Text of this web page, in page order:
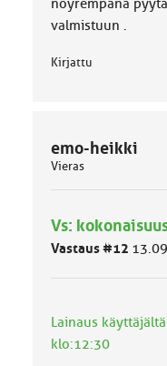
nöyrempänä
valmistuun .
Kirjattu
emo-heikki
Vieras
Vs:
Vastaus #12
Lainaus
klo:12:30